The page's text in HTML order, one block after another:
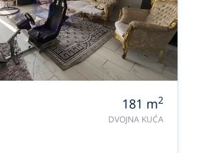
181 m2
DVOJNA KUĆA